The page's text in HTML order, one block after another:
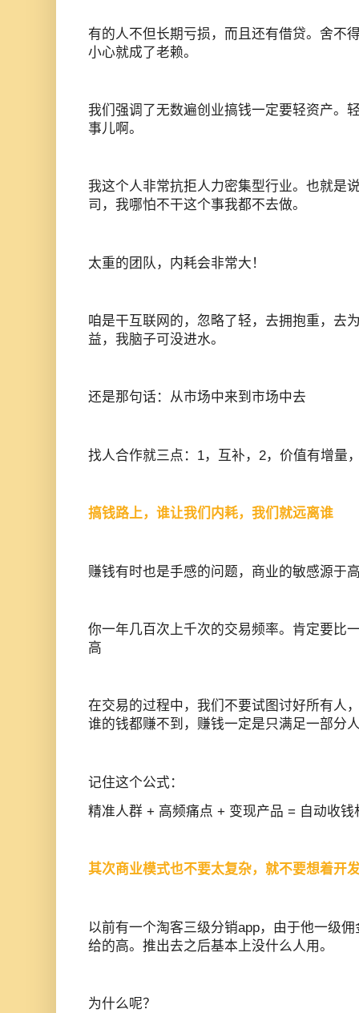
有的人不但长期亏损，而且还有借贷。舍不
小心就成了老赖。
我们强调了无数遍创业搞钱一定要轻资产。
事儿啊。
我这个人非常抗拒人力密集型行业。也就是
司，我哪怕不干这个事我都不去做。
太重的团队，内耗会非常大！
咱是干互联网的，忽略了轻，去拥抱重，去
益，我脑子可没进水。
还是那句话：从市场中来到市场中去
找人合作就三点：1，互补，2，价值有增量
搞钱路上，谁让我们内耗，我们就远离谁
赚钱有时也是手感的问题，商业的敏感源于
你一年几百次上千次的交易频率。肯定要比
高
在交易的过程中，我们不要试图讨好所有人
谁的钱都赚不到，赚钱一定是只满足一部分
记住这个公式：
精准人群 + 高频痛点 + 变现产品 = 自动收钱
其次商业模式也不要太复杂，就不要想着开
以前有一个淘客三级分销app，由于他一级
给的高。推出去之后基本上没什么人用。
为什么呢？